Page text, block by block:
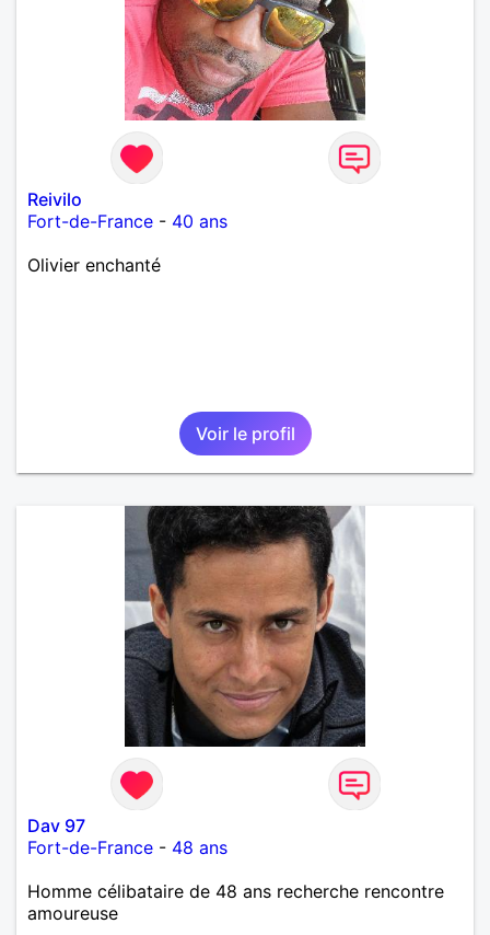
Reivilo
Fort-de-France - 40 ans
Olivier enchanté
Voir le profil
Dav 97
Fort-de-France - 48 ans
Homme célibataire de 48 ans recherche rencontre
amoureuse